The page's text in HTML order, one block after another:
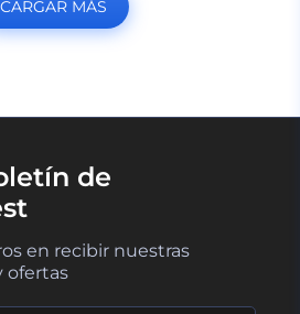
CARGAR MÁS
de
en recibir nuestras
ofertas